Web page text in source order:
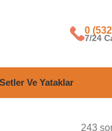
0
7/24
Setler Ve Yataklar
243